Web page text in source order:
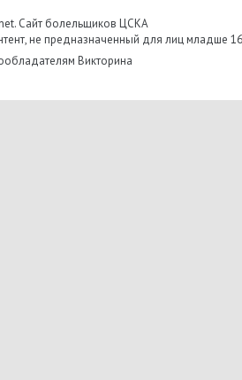
Cайт болельщиков ЦСКА
не предназначенный для лиц младше
Викторина